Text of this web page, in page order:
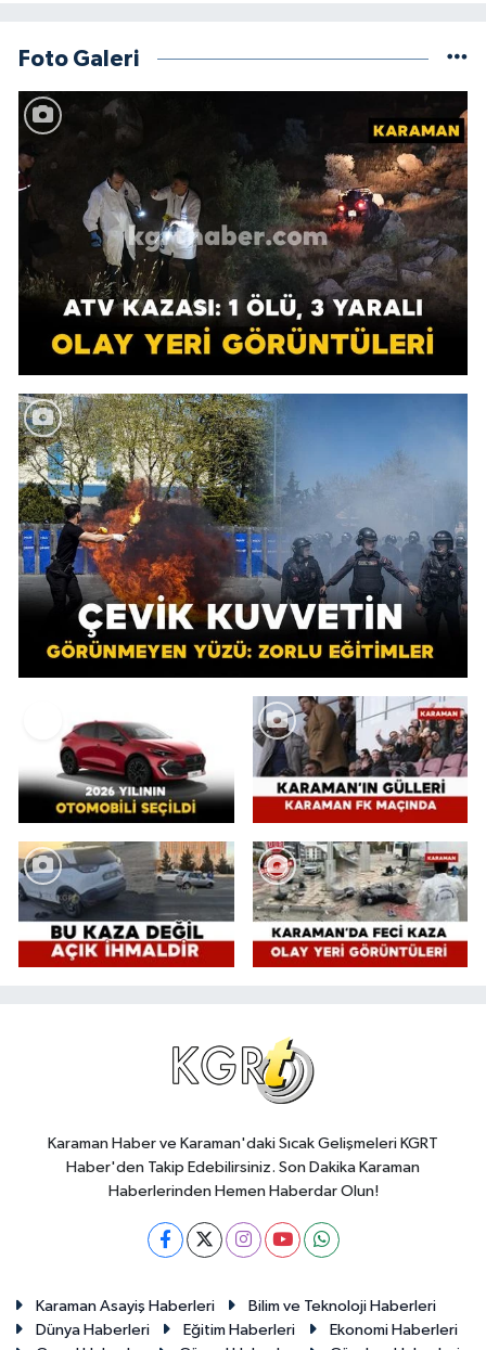
Foto Galeri
Karaman Haber ve Karaman'daki Sıcak Gelişmeleri KGRT
Haber'den Takip Edebilirsiniz. Son Dakika Karaman
Haberlerinden Hemen Haberdar Olun!
Karaman Asayiş Haberleri
Bilim ve Teknoloji Haberleri
Dünya Haberleri
Eğitim Haberleri
Ekonomi Haberleri